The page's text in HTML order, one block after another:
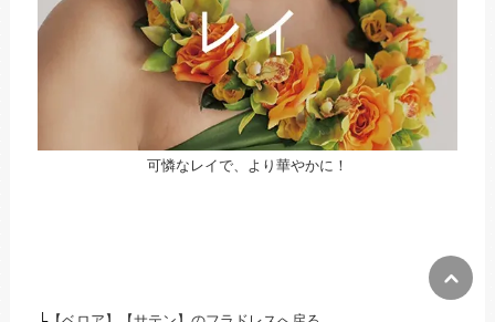
可憐なレイで、より華やかに！